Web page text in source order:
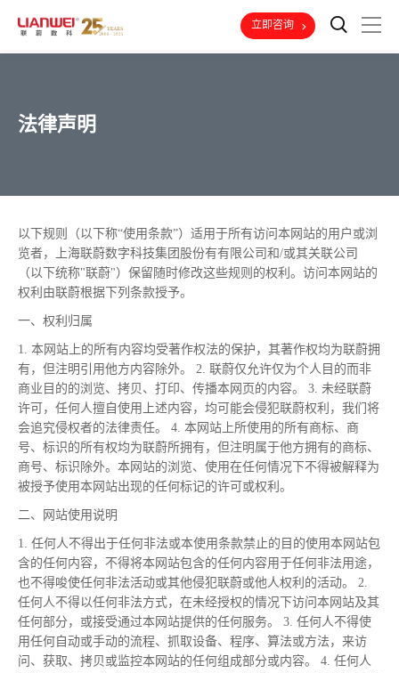
立即咨询
法律声明
以下规则（以下称“使用条款”）适用于所有访问本网站的用户或浏
览者，上海联蔚数字科技集团股份有有限公司和/或其关联公司
（以下统称"联蔚"）保留随时修改这些规则的权利。访问本网站的
权利由联蔚根据下列条款授予。
一、权利归属
1. 本网站上的所有内容均受著作权法的保护，其著作权均为联蔚拥
有，但注明引用他方内容除外。 2. 联蔚仅允许仅为个人目的而非
商业目的的浏览、拷贝、打印、传播本网页的内容。 3. 未经联蔚
许可，任何人擅自使用上述内容，均可能会侵犯联蔚权利，我们将
会追究侵权者的法律责任。 4. 本网站上所使用的所有商标、商
号、标识的所有权均为联蔚所拥有，但注明属于他方拥有的商标、
商号、标识除外。本网站的浏览、使用在任何情况下不得被解释为
被授予使用本网站出现的任何标记的许可或权利。
二、网站使用说明
1. 任何人不得出于任何非法或本使用条款禁止的目的使用本网站包
含的任何内容，不得将本网站包含的任何内容用于任何非法用途，
也不得唆使任何非法活动或其他侵犯联蔚或他人权利的活动。 2.
任何人不得以任何非法方式，在未经授权的情况下访问本网站及其
任何部分，或接受通过本网站提供的任何服务。 3. 任何人不得使
用任何自动或手动的流程、抓取设备、程序、算法或方法，来访
问、获取、拷贝或监控本网站的任何组成部分或内容。 4. 任何人